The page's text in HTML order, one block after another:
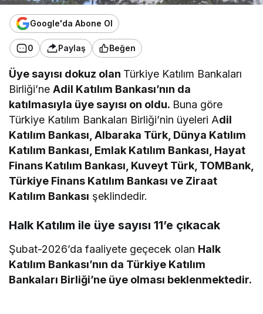
Google'da Abone Ol
0 Paylaş Beğen
Üye sayısı dokuz olan Türkiye Katılım Bankaları
Birliği’neAdil Katılım Bankası’nın da
katılmasıyla üye sayısı on oldu. Buna göre
Türkiye Katılım Bankaları Birliği’nin üyeleri Adil
Katılım Bankası, Albaraka Türk, Dünya Katılım
Katılım Bankası, Emlak Katılım Bankası, Hayat
Finans Katılım Bankası, Kuveyt Türk, TOMBank,
Türkiye Finans Katılım Bankası ve Ziraat
Katılım Bankası şeklindedir.
Halk Katılım ile üye sayısı 11’e çıkacak
Şubat-2026’da faaliyete geçecek olan Halk
Katılım Bankası’nın da Türkiye Katılım
Bankaları Birliği’ne üye olması beklenmektedir.